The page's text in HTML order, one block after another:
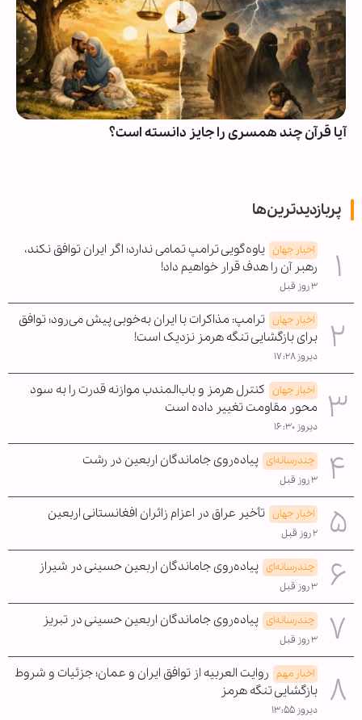
آیا قرآن چند همسری را جایز دانسته است؟
پربازدیدترین‌ها
اخبار جهان یاوه‌گویی ترامپ تمامی ندارد؛ اگر ایران توافق نکند،
رهبر آن را هدف قرار خواهیم داد!
۳ روز قبل
اخبار جهان ترامپ: مذاکرات با ایران به‌خوبی پیش می‌رود؛ توافق
برای بازگشایی تنگه هرمز نزدیک است!
دیروز ۱۷:۲۸
اخبار جهان کنترل هرمز و باب‌المندب موازنه قدرت را به سود
محور مقاومت تغییر داده است
دیروز ۱۶:۳۰
چندرسانه‌ای پیاده‌روی جاماندگان اربعین در رشت
۳ روز قبل
اخبار جهان تأخیر عراق در اعزام زائران افغانستانی اربعین
۲ روز قبل
چندرسانه‌ای پیاده‌روی جاماندگان اربعین حسینی در شیراز
۳ روز قبل
چندرسانه‌ای پیاده‌روی جاماندگان اربعین حسینی در تبریز
۳ روز قبل
اخبار مهم روایت العربیه از توافق ایران و عمان؛ جزئیات و شروط
بازگشایی تنگه هرمز
دیروز ۱۳:۵۵